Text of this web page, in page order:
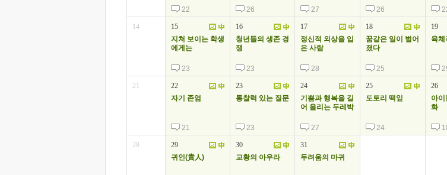
22 26 27 26
14
15
지쳐 보이는 학생
에게는
23
16
청년들의 생존 경
쟁
23
17
정신적 외상을 입
은 사람
28
18
꿈같은 일이 벌어
졌다
25
19
육체
21
22
자기 존엄
21
23
통찰력 있는 질문
23
24
기쁨과 행복을 길
어 올리는 두레박
27
25
도토리 떡잎
24
26
아이
화
28
29
귀인(貴人)
30
교황의 아우라
31
두려움의 마귀